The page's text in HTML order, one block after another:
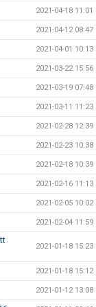
2021-04-18 11:01
2021-04-12 08:47
2021-04-01 10:13
2021-03-22 15:56
2021-03-19 07:48
2021-03-11 11:23
2021-02-28 12:39
2021-02-23 10:38
2021-02-18 10:39
2021-02-16 11:13
2021-02-05 10:02
2021-02-04 11:59
2021-01-18 15:23
2021-01-18 15:12
2021-01-12 13:08